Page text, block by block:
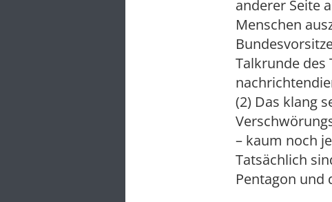
anderer Seite
Menschen
Talkrunde des
(2) Das klang
– kaum noch
Tatsächlich
Pentagon und